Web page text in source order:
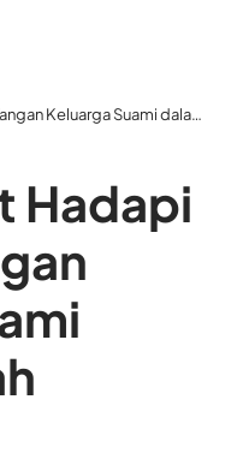
Suami dalam Rumah Tangga
Hadapi